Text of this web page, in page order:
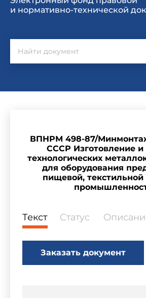
и нормативно-технической
ВПНРМ 498-87/
СССР Изготовление
технологических
для оборудования
пищевой, текстильной
Текст Статус
Заказать документ